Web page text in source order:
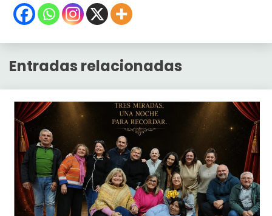
Entradas relacionadas